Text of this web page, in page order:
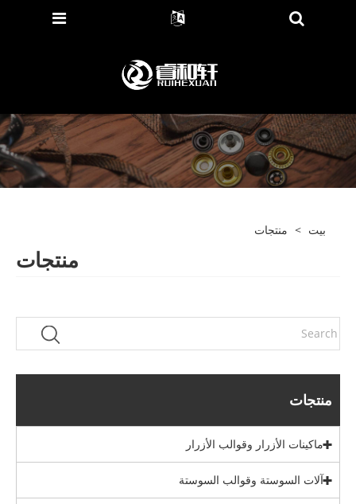
بيت > منتجات
منتجات
منتجات
ماكينات الأزرار وقوالب الأزرار
آلات السوستة وقوالب السوستة